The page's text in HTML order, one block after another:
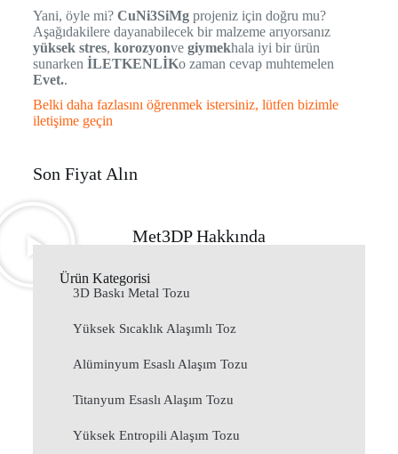
Yani, öyle mi? CuNi3SiMgprojeniz için doğru mu?
Aşağıdakilere dayanabilecek bir malzeme arıyorsanız
yüksek stres, korozyonve giymekhala iyi bir ürün
sunarken İLETKENLİKo zaman cevap muhtemelen
Evet..
Belki daha fazlasını öğrenmek istersiniz, lütfen bizimle
iletişime geçin
Son Fiyat Alın
Met3DP Hakkında
Ürün Kategorisi
3D Baskı Metal Tozu
Yüksek Sıcaklık Alaşımlı Toz
Alüminyum Esaslı Alaşım Tozu
Titanyum Esaslı Alaşım Tozu
Yüksek Entropili Alaşım Tozu